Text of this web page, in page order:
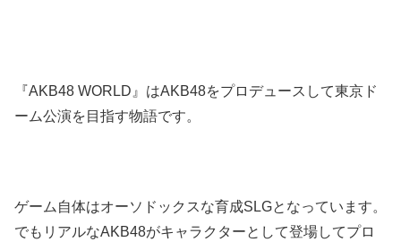
『AKB48 WORLD』はAKB48をプロデュースして東京ド
ーム公演を目指す物語です。
ゲーム自体はオーソドックスな育成SLGとなっています。
でもリアルなAKB48がキャラクターとして登場してプロ